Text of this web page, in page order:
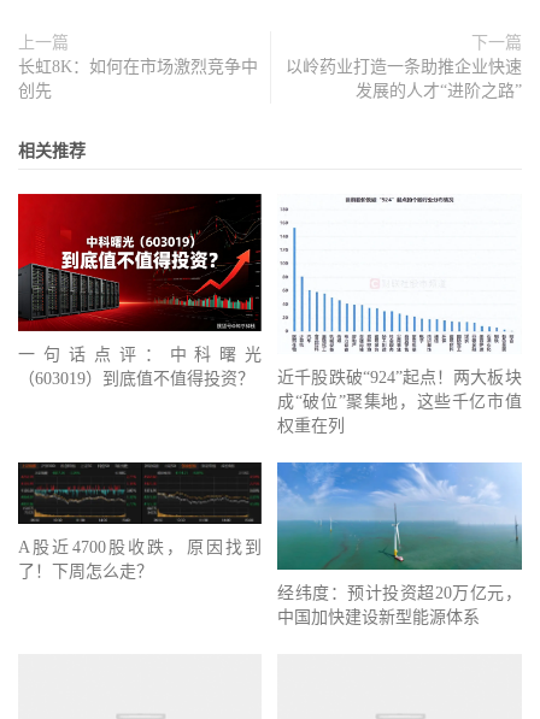
上一篇
长虹8K：如何在市场激烈竞争中
创先
下一篇
以岭药业打造一条助推企业快速
发展的人才“进阶之路”
相关推荐
一句话点评：中科曙光
（603019）到底值不值得投资？
近千股跌破“924”起点！两大板块
成“破位”聚集地，这些千亿市值
权重在列
A股近4700股收跌，原因找到
了！下周怎么走？
经纬度：预计投资超20万亿元，
中国加快建设新型能源体系